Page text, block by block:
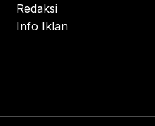
Redaksi
Info Iklan